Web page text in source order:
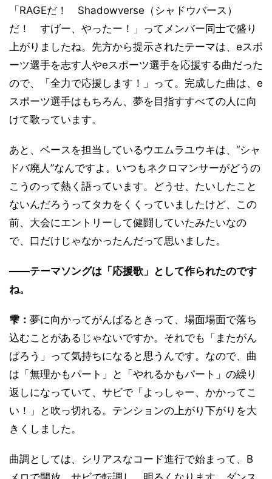
「RAGEだ！ Shadowverse（シャドウバース）
だ！ すげー、やったー！」ってメンバー同士で盛り
上がりましたね。先方から提示されたテーマは、eスポ
ーツ選手を志す人やeスポーツ選手を応援する曲だった
ので、「全力で応援します！」って。完成した曲は、e
スポーツ選手はもちろん、夢を目指すすべての人に向
けて歌っています。
あと、ベースを担当しているウエムラユウキは、“シャ
ドバ廃人”なんですよ。いつもネクロマンサーがどうの
こうのって熱く語っています。どうせ、たいしたこと
ないんだろうってタカをくくっていましたけど、この
前、大会にエントリーして健闘していたみたいなの
で、口だけじゃなかったんだって思いました。
――テーマソングは「応援歌」として作られたのです
ね。
雫： 夢に向かってがんばるときって、場面場面で落ち
込むことがあるじゃないですか。それでも「またがん
ばろう」って気持ちになると思うんです。なので、曲
は「無理かもパート」と「やれるかもパート」の繰り
返しになっていて、サビで「よっしゃー、かかってこ
い！」と吹っ切れる。テンションの上がり下がりを大
きくしました。
曲調としては、シリアスなコード進行で始まって、B